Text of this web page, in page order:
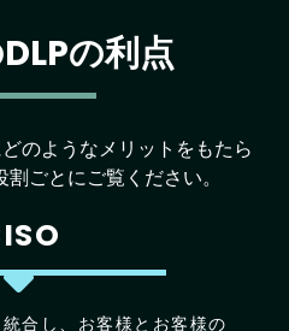
の利点
のようなメリットをもたら
ごとにご覧ください。
合し、お客様とお客様の